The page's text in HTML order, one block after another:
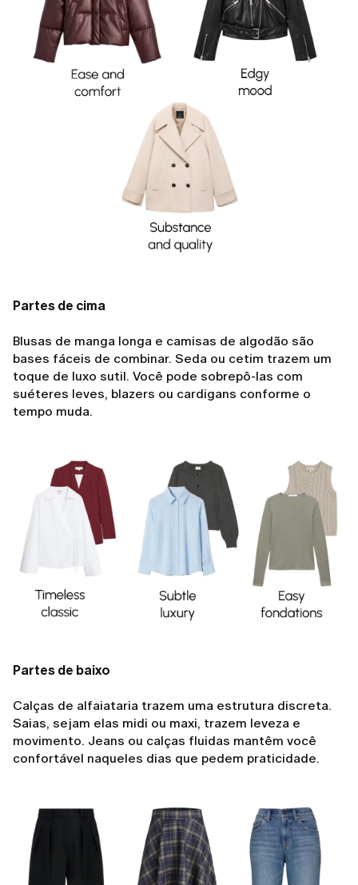
Partes de cima
Blusas de manga longa e camisas de algodão são
bases fáceis de combinar. Seda ou cetim trazem um
toque de luxo sutil. Você pode sobrepô-las com
suéteres leves, blazers ou cardigans conforme o
tempo muda.
Partes de baixo
Calças de alfaiataria trazem uma estrutura discreta.
Saias, sejam elas midi ou maxi, trazem leveza e
movimento. Jeans ou calças fluidas mantêm você
confortável naqueles dias que pedem praticidade.